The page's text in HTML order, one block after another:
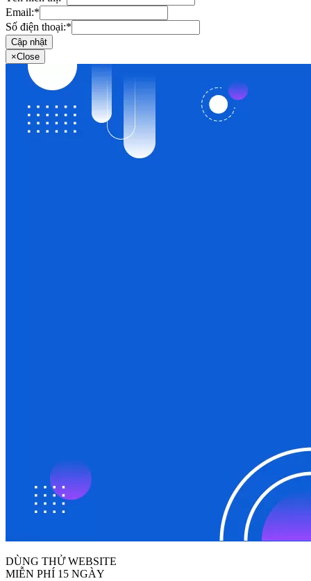
Email:*
Số điện thoại:*
Cập nhật
×Close
DÙNG THỬ WEBSITE
MIỄN PHÍ 15 NGÀY